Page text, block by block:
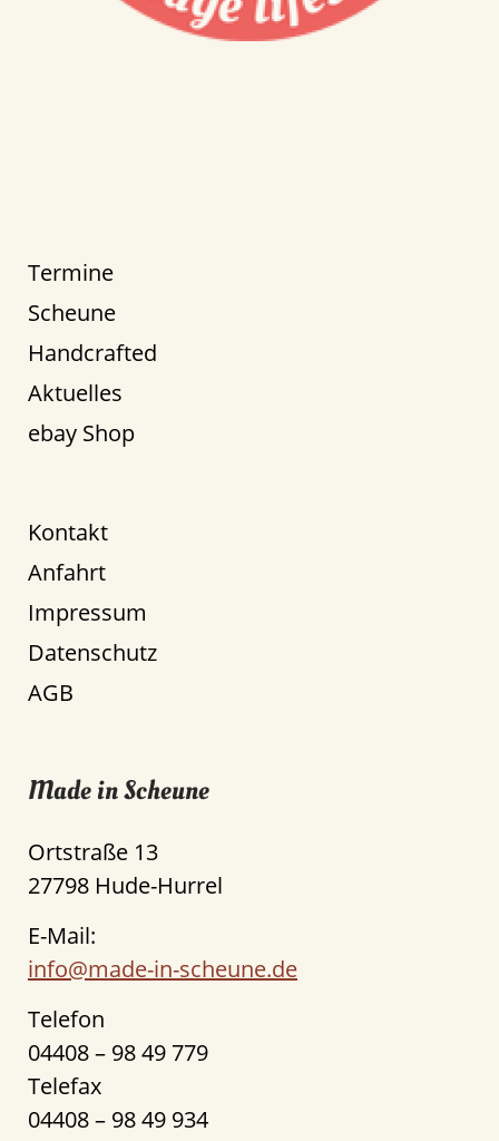
Termine
Scheune
Handcrafted
Aktuelles
ebay Shop
Kontakt
Anfahrt
Impressum
Datenschutz
AGB
Made in Scheune
Ortstraße 13
27798 Hude-Hurrel
E-Mail:
info@made-in-scheune.de
Telefon
04408 – 98 49 779
Telefax
04408 – 98 49 934